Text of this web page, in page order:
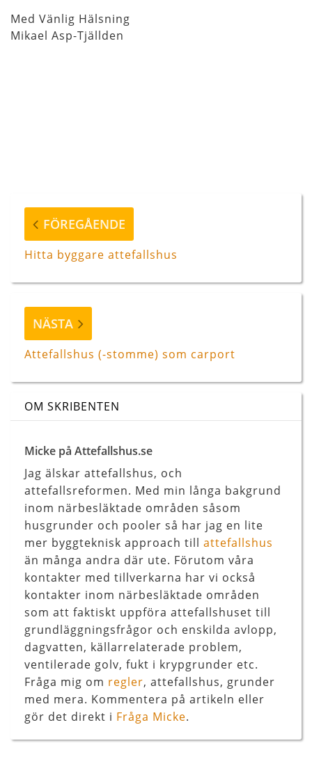
Med Vänlig Hälsning
Mikael Asp-Tjällden
Föregående
inlägg
FÖREGÅENDE
Hitta byggare attefallshus
Nästa
inlägg
NÄSTA
Attefallshus (-stomme) som carport
OM SKRIBENTEN
Micke på Attefallshus.se
Jag älskar attefallshus, och
attefallsreformen. Med min långa bakgrund
inom närbesläktade områden såsom
husgrunder och pooler så har jag en lite
mer byggteknisk approach till attefallshus
än många andra där ute. Förutom våra
kontakter med tillverkarna har vi också
kontakter inom närbesläktade områden
som att faktiskt uppföra attefallshuset till
grundläggningsfrågor och enskilda avlopp,
dagvatten, källarrelaterade problem,
ventilerade golv, fukt i krypgrunder etc.
Fråga mig om regler, attefallshus, grunder
med mera. Kommentera på artikeln eller
gör det direkt i Fråga Micke.